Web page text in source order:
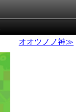
オオツノノ神≫